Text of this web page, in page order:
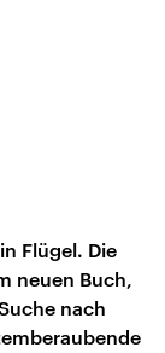
Flügel. Die
neuen Buch,
nach